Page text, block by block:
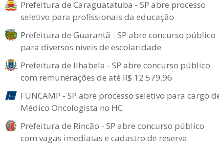
Prefeitura de Caraguatatuba - SP abre processo
seletivo para profissionais da educação
Prefeitura de Guarantã - SP abre concurso público
para diversos níveis de escolaridade
Prefeitura de Ilhabela - SP abre concurso público
com remunerações de até R$ 12.579,96
FUNCAMP - SP abre processo seletivo para cargo
Médico Oncologista no HC
Prefeitura de Rincão - SP abre concurso público
com vagas imediatas e cadastro de reserva